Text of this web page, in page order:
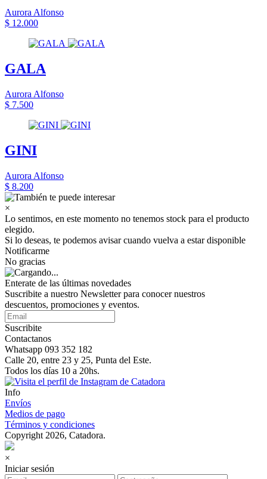
Aurora Alfonso
$ 12.000
GALA
Aurora Alfonso
$ 7.500
GINI
Aurora Alfonso
$ 8.200
×
Lo sentimos, en este momento no tenemos stock para el producto
elegido.
Si lo deseas, te podemos avisar cuando vuelva a estar disponible
Notificarme
No gracias
Enterate de las últimas novedades
Suscribite a nuestro Newsletter para conocer nuestros
descuentos, promociones y eventos.
Suscribite
Contactanos
Whatsapp 093 352 182
Calle 20, entre 23 y 25, Punta del Este.
Todos los días 10 a 20hs.
Info
Envíos
Medios de pago
Términos y condiciones
Copyright 2026, Catadora.
×
Iniciar sesión